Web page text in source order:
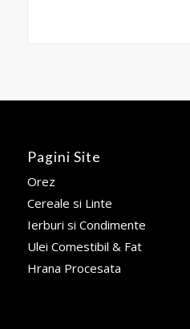
Pagini Site
Orez
Cereale si Linte
Ierburi si Condimente
Ulei Comestibil & Fat
Hrana Procesata